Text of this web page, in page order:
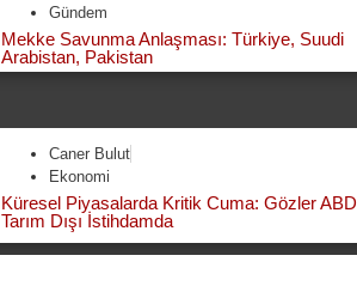
Gündem
Mekke Savunma Anlaşması: Türkiye, Suudi
Arabistan, Pakistan
Caner Bulut
Ekonomi
Küresel Piyasalarda Kritik Cuma: Gözler ABD
Tarım Dışı İstihdamda